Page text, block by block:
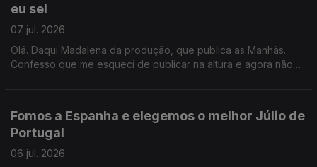
eu sei
07 jul. 2026
Olá. Daqui Madalena da produção, que publica as Manhãs.
Confesso que me esqueci de publicar na altura e agora não
Fomos a Espanha e elegemos o melhor Júlio de
Portugal
06 jul. 2026